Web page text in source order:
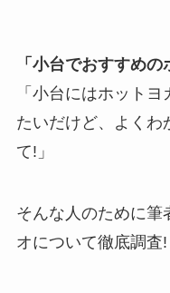
「小台でおすすめ
「小台にはホット
たいだけど、よくわ
て!」
そんな人のために筆
オについて徹底調査!